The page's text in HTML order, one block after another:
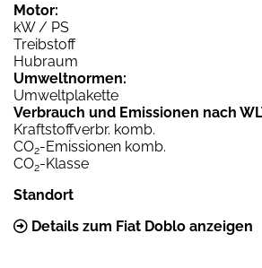
Motor:
kW / PS
Treibstoff
Hubraum
Umweltnormen:
Umweltplakette
Verbrauch und Emissionen nach
Kraftstoffverbr. komb.
CO2-Emissionen komb.
CO2-Klasse
Standort
Details zum Fiat Doblo anzeigen